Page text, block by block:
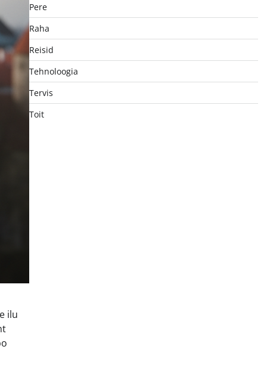
ilu
Pere
Raha
Reisid
Tehnoloogia
Tervis
Toit